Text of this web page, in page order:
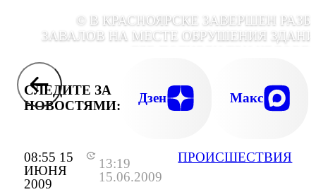
08:55 15
ИЮНЯ
2009
13:19
15.06.2009
ПРОИСШЕСТВИЯ
© В КРАСНОЯРСКЕ ЗАВЕРШЕН
ЗАВАЛОВ НА МЕСТЕ ОБРУШЕНИЯ
СЛЕДИТЕ ЗА
НОВОСТЯМИ:
Дзен Макс